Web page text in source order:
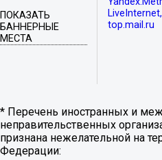
ПОКАЗАТЬ
БАННЕРНЫЕ
МЕСТА
LiveInternet,
top.mail.ru
* Перечень иностранных и
неправительственных
признана нежелательной на
Федерации: